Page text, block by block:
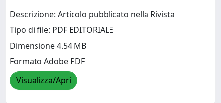
Descrizione: Articolo pubblicato nella Rivista
Tipo di file: PDF EDITORIALE
Dimensione 4.54 MB
Formato Adobe PDF
Visualizza/Apri